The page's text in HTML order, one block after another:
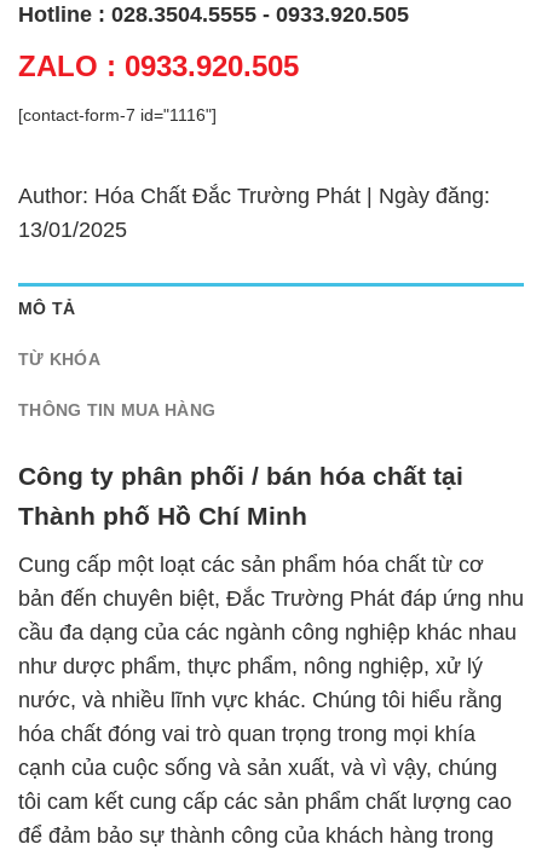
Hotline : 028.3504.5555 - 0933.920.505
ZALO : 0933.920.505
[contact-form-7 id="1116"]
Author: Hóa Chất Đắc Trường Phát | Ngày đăng:
13/01/2025
MÔ TẢ
TỪ KHÓA
THÔNG TIN MUA HÀNG
Công ty phân phối / bán hóa chất tại
Thành phố Hồ Chí Minh
Cung cấp một loạt các sản phẩm hóa chất từ cơ
bản đến chuyên biệt, Đắc Trường Phát đáp ứng nhu
cầu đa dạng của các ngành công nghiệp khác nhau
như dược phẩm, thực phẩm, nông nghiệp, xử lý
nước, và nhiều lĩnh vực khác. Chúng tôi hiểu rằng
hóa chất đóng vai trò quan trọng trong mọi khía
cạnh của cuộc sống và sản xuất, và vì vậy, chúng
tôi cam kết cung cấp các sản phẩm chất lượng cao
để đảm bảo sự thành công của khách hàng trong